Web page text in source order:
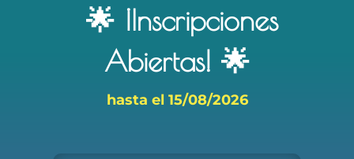
🌟 ¡Inscripciones
Abiertas! 🌟
hasta el 15/08/2026